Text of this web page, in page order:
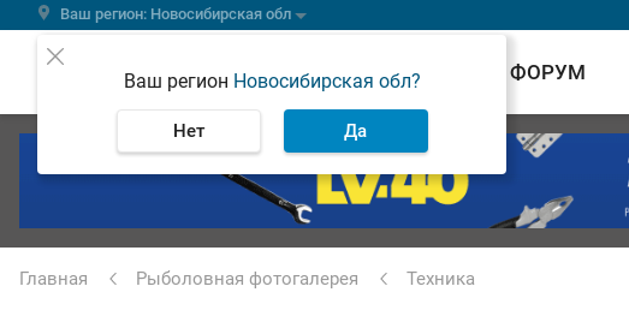
Ваш регион: Новосибирская обл
Ваш регион Новосибирская обл?
Нет Да
ВЕСТИ ФОРУМ
Главная Рыболовная фотогалерея Техника